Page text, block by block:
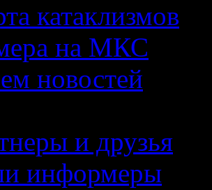
катаклизмов
на МКС
новостей
и друзья
информеры